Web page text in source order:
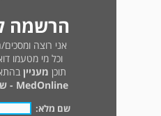
הרשמה
אני רוצה
וכל מי מטעמו
תוכן מעניין
MedOnline - שאל את הרופא
שם מלא: